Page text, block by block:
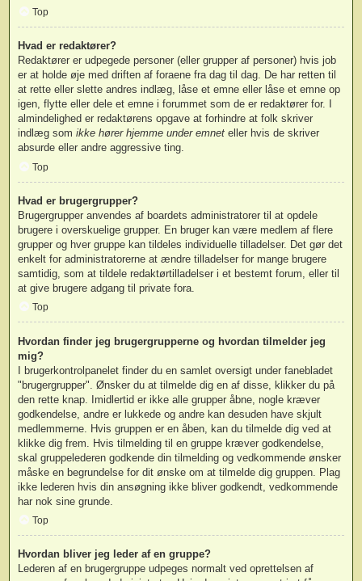
Top
Hvad er redaktører?
Redaktører er udpegede personer (eller grupper af personer) hvis job
er at holde øje med driften af foraene fra dag til dag. De har retten til
at rette eller slette andres indlæg, låse et emne eller låse et emne op
igen, flytte eller dele et emne i forummet som de er redaktører for. I
almindelighed er redaktørens opgave at forhindre at folk skriver
indlæg som ikke hører hjemme under emnet eller hvis de skriver
absurde eller andre aggressive ting.
Top
Hvad er brugergrupper?
Brugergrupper anvendes af boardets administratorer til at opdele
brugere i overskuelige grupper. En bruger kan være medlem af flere
grupper og hver gruppe kan tildeles individuelle tilladelser. Det gør det
enkelt for administratorerne at ændre tilladelser for mange brugere
samtidig, som at tildele redaktørtilladelser i et bestemt forum, eller til
at give brugere adgang til private fora.
Top
Hvordan finder jeg brugergrupperne og hvordan tilmelder jeg
mig?
I brugerkontrolpanelet finder du en samlet oversigt under fanebladet
"brugergrupper". Ønsker du at tilmelde dig en af disse, klikker du på
den rette knap. Imidlertid er ikke alle grupper åbne, nogle kræver
godkendelse, andre er lukkede og andre kan desuden have skjult
medlemmerne. Hvis gruppen er en åben, kan du tilmelde dig ved at
klikke dig frem. Hvis tilmelding til en gruppe kræver godkendelse,
skal gruppelederen godkende din tilmelding og vedkommende ønsker
måske en begrundelse for dit ønske om at tilmelde dig gruppen. Plag
ikke lederen hvis din ansøgning ikke bliver godkendt, vedkommende
har nok sine grunde.
Top
Hvordan bliver jeg leder af en gruppe?
Lederen af en brugergruppe udpeges normalt ved oprettelsen af